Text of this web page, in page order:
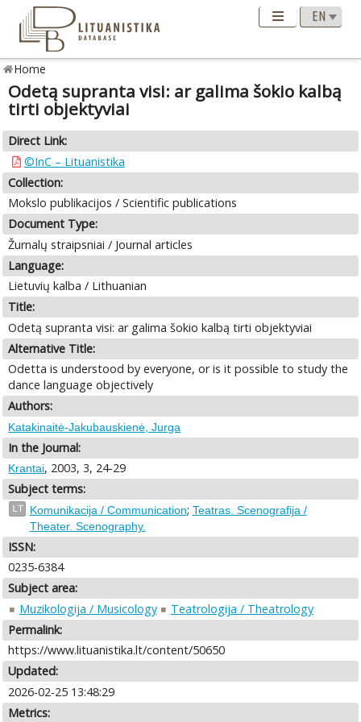
Home
Odetą supranta visi: ar galima šokio kalbą
tirti objektyviai
Direct Link:
©InC – Lituanistika
Collection:
Mokslo publikacijos / Scientific publications
Document Type:
Žurnalų straipsniai / Journal articles
Language:
Lietuvių kalba / Lithuanian
Title:
Odetą supranta visi: ar galima šokio kalbą tirti objektyviai
Alternative Title:
Odetta is understood by everyone, or is it possible to study the
dance language objectively
Authors:
Katakinaitė-Jakubauskienė, Jurga
In the Journal:
Krantai, 2003, 3, 24-29
Subject terms:
LT Komunikacija / Communication; Teatras. Scenografija /
Theater. Scenography.
ISSN:
0235-6384
Subject area:
Muzikologija / Musicology
Teatrologija / Theatrology
Permalink:
https://www.lituanistika.lt/content/50650
Updated:
2026-02-25 13:48:29
Metrics: